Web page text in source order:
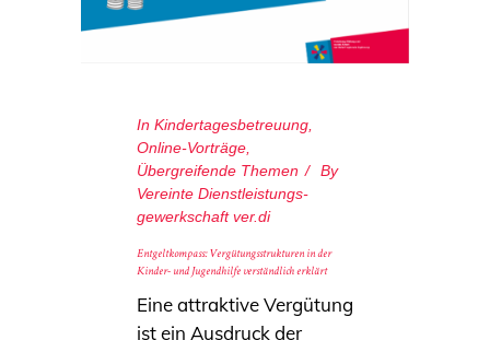
In Kindertagesbetreuung
Online-Vorträge
Übergreifende Themen
By
Vereinte Dienstleistungs­
gewerkschaft ver.di
Entgeltkompass: Vergütungsstrukturen in der
Kinder- und Jugendhilfe verständlich erklärt
Eine attraktive Vergütung
ist ein Ausdruck der